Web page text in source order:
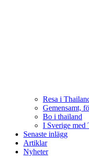
Resa i
Gemensamt,
Bo i thailand
I Sverige med
Senaste inlägg
Artiklar
Nyheter